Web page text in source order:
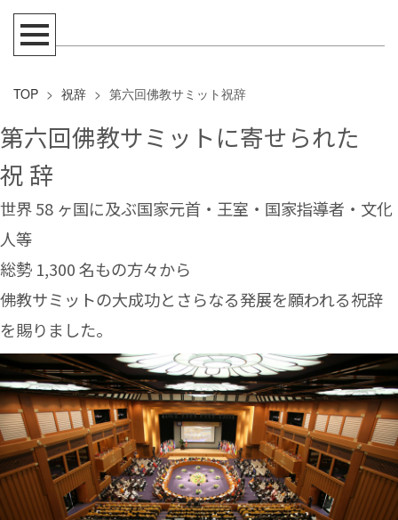
TOP > 祝辞 > 第六回佛教サミット祝辞
第六回佛教サミットに寄せられた
祝 辞
世界 58 ヶ国に及ぶ国家元首・王室・国家指導者・文化
人等
総勢 1,300 名もの方々から
佛教サミットの大成功とさらなる発展を願われる祝辞
を賜りました。